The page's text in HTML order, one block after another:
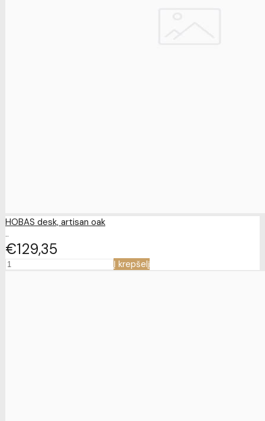
HOBAS desk, artisan oak
..
€12935
Į krepšelį